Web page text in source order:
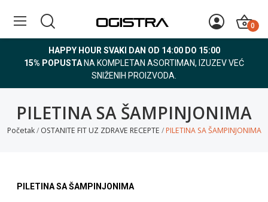
0
HAPPY HOUR SVAKI DAN OD 14:00 DO 15:00
15% POPUSTA NA KOMPLETAN ASORTIMAN, IZUZEV VEĆ
SNIŽENIH PROIZVODA.
PILETINA SA ŠAMPINJONIMA
Početak OSTANITE FIT UZ ZDRAVE RECEPTE PILETINA SA ŠAMPINJONIMA
PILETINA SA ŠAMPINJONIMA